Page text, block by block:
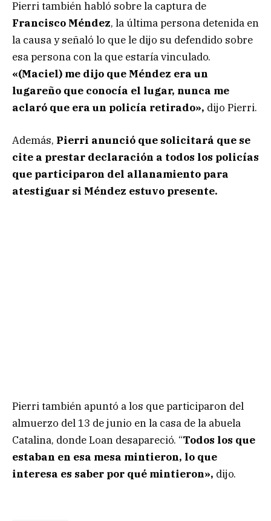
Pierri también habló sobre la captura de
Francisco Méndez, la última persona detenida en
la causa y señaló lo que le dijo su defendido sobre
esa persona con la que estaría vinculado.
«(Maciel) me dijo que Méndez era un
lugareño que conocía el lugar, nunca me
aclaró que era un policía retirado», dijo Pierri.
Además, Pierri anunció que solicitará que se
cite a prestar declaración a todos los policías
que participaron del allanamiento para
atestiguar si Méndez estuvo presente.
Pierri también apuntó a los que participaron del
almuerzo del 13 de junio en la casa de la abuela
Catalina, donde Loan desapareció. “Todos los que
estaban en esa mesa mintieron, lo que
interesa es saber por qué mintieron», dijo.